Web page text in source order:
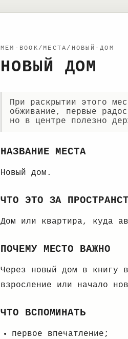
MEM-BOOK/МЕСТА/НОВЫЙ-ДОМ
НОВЫЙ ДОМ
При раскрытии этого
обживание, первые
но в центре полезно
НАЗВАНИЕ МЕСТА
Новый дом.
ЧТО ЭТО ЗА
Дом или квартира, куда
ПОЧЕМУ МЕСТО ВАЖНО
Через новый дом в книгу
взросление или начало
ЧТО ВСПОМИНАТЬ
первое впечатление;